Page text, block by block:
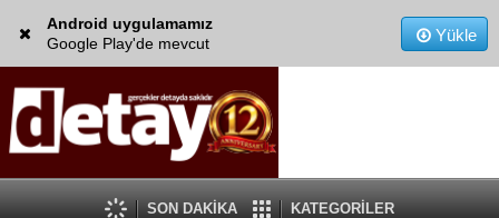
Android uygulamamız
Google Play'de mevcut
Yükle
SON DAKİKA KATEGORİLER